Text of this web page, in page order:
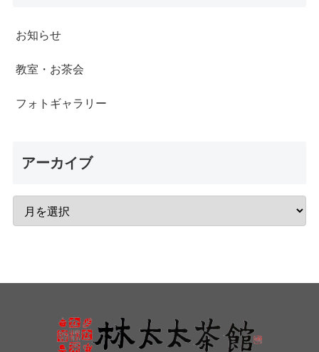
お知らせ
教室・お茶会
フォトギャラリー
アーカイブ